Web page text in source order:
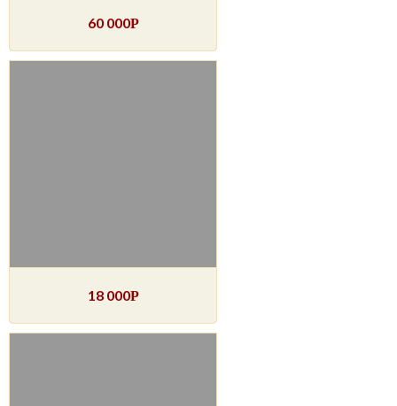
60 000Р
18 000Р